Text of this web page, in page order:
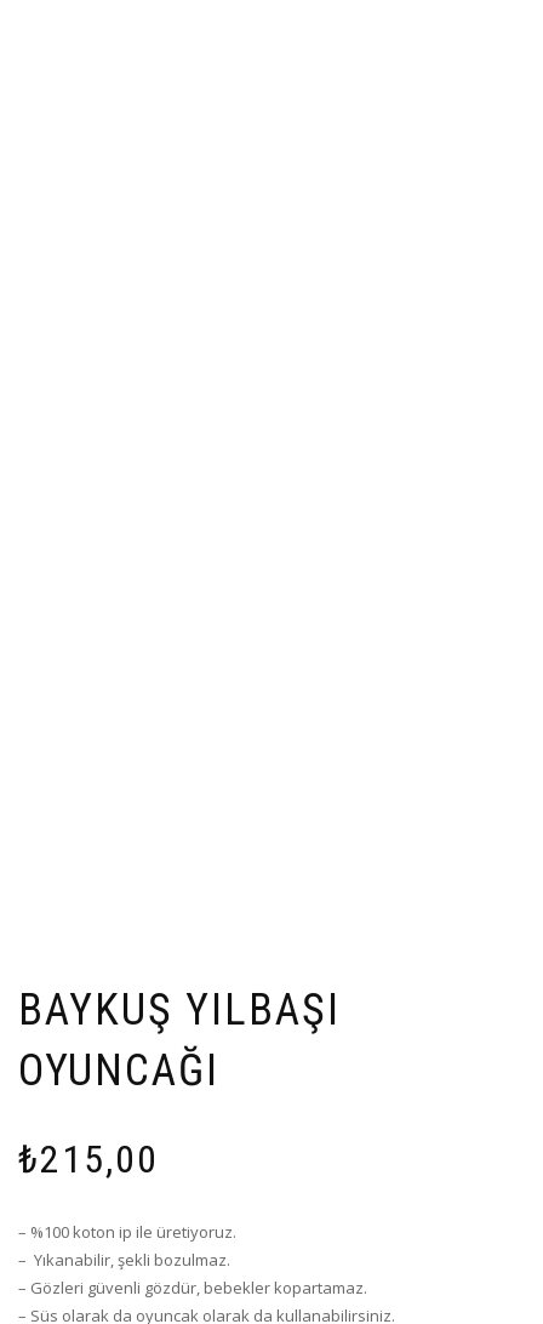
BAYKUŞ YILBAŞI
OYUNCAĞI
₺215,00
– %100 koton ip ile üretiyoruz.
– Yıkanabilir, şekli bozulmaz.
– Gözleri güvenli gözdür, bebekler kopartamaz.
– Süs olarak da oyuncak olarak da kullanabilirsiniz.